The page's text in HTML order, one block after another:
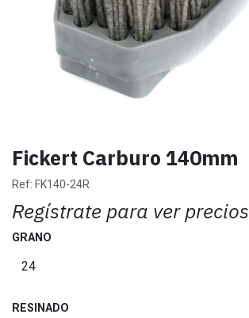
Fickert Carburo 140mm
Ref: FK140-24R
Regístrate para ver precios
GRANO
RESINADO